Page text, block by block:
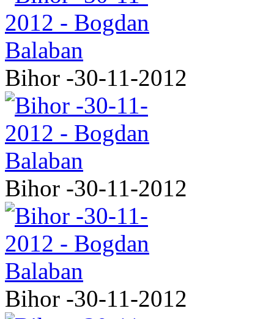
Bihor -30-11-2012
Bihor -30-11-2012
Bihor -30-11-2012